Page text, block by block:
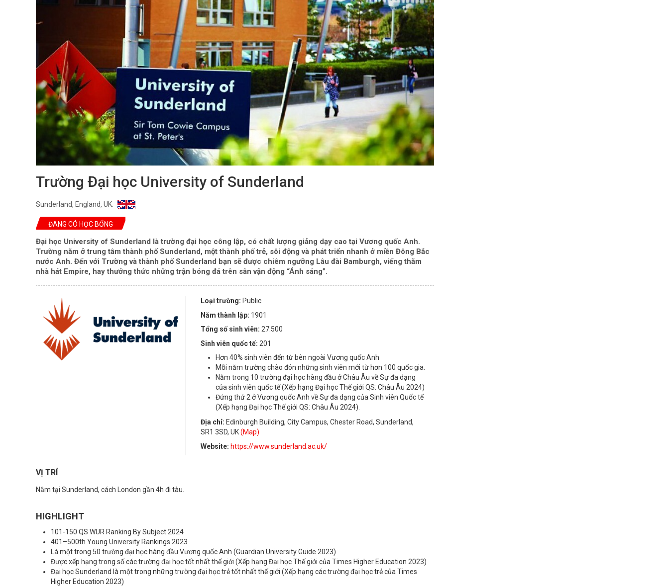
Trường Đại học University of Sunderland
Sunderland, England, UK.
ĐANG CÓ HỌC BỔNG
Đại học University of Sunderland là trường đại học công lập, có chất lượng giảng dạy cao tại Vương quốc Anh.
Trường nằm ở trung tâm thành phố Sunderland, một thành phố trẻ, sôi động và phát triển nhanh ở miền Đông Bắc
nước Anh. Đến với Trường và thành phố Sunderland bạn sẽ được chiêm ngưỡng Lâu đài Bamburgh, viếng thăm
nhà hát Empire, hay thưởng thức những trận bóng đá trên sân vận động “Ánh sáng”.
Loại trường: Public
Năm thành lập: 1901
Tổng số sinh viên: 27.500
Sinh viên quốc tế: 201
Hơn 40% sinh viên đến từ bên ngoài Vương quốc Anh
Mỗi năm trường chào đón những sinh viên mới từ hơn 100 quốc gia.
Nằm trong 10 trường đại học hàng đầu ở Châu Âu về Sự đa dạng
của sinh viên quốc tế (Xếp hạng Đại học Thế giới QS: Châu Âu 2024)
Đứng thứ 2 ở Vương quốc Anh về Sự đa dạng của Sinh viên Quốc tế
(Xếp hạng Đại học Thế giới QS: Châu Âu 2024).
Địa chỉ: Edinburgh Building, City Campus, Chester Road, Sunderland,
SR1 3SD, UK(Map)
Website:https://www.sunderland.ac.uk/
VỊ TRÍ
Nằm tại Sunderland, cách London gần 4h đi tàu.
HIGHLIGHT
101-150 QS WUR Ranking By Subject 2024
401–500th Young University Rankings 2023
Là một trong 50 trường đại học hàng đầu Vương quốc Anh (Guardian University Guide 2023)
Được xếp hạng trong số các trường đại học tốt nhất thế giới (Xếp hạng Đại học Thế giới của Times Higher Education 2023)
Đại học Sunderland là một trong những trường đại học trẻ tốt nhất thế giới (Xếp hạng các trường đại học trẻ của Times
Higher Education 2023)